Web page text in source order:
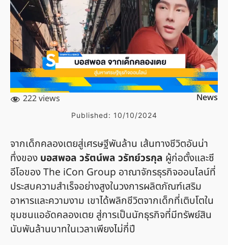
222 views News
Published: 10/10/2024
จากเด็กคลองเตยสู่เศรษฐีพันล้าน เส้นทางชีวิตอันน่า
ทึ่งของ บอสพอล วรัตน์พล วรัทย์วรกุล ผู้ก่อตั้งและซี
อีโอของ The iCon Group อาณาจักรธุรกิจออนไลน์ที่
ประสบความสำเร็จอย่างสูงในวงการผลิตภัณฑ์เสริม
อาหารและความงาม เขาได้พลิกชีวิตจากเด็กที่เติบโตใน
ชุมชนแออัดคลองเตย สู่การเป็นนักธุรกิจที่มีทรัพย์สิน
นับพันล้านบาทในเวลาเพียงไม่กี่ปี